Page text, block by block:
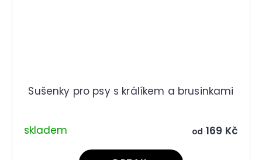
Sušenky pro psy s králíkem a brusinkami
skladem od 169 Kč